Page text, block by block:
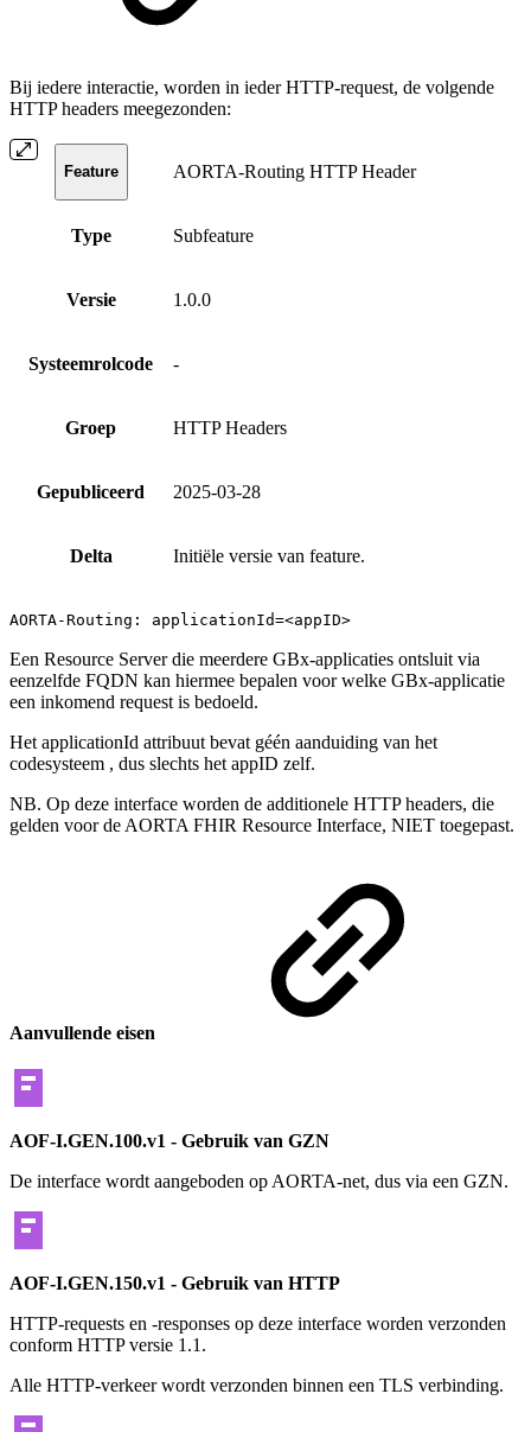
Bij iedere interactie, worden in ieder HTTP-request, de volgende
HTTP headers meegezonden:
Feature AORTA-Routing HTTP Header
Type Subfeature
Versie 1.0.0
Systeemrolcode -
Groep HTTP Headers
Gepubliceerd 2025-03-28
Delta Initiële versie van feature.
AORTA-Routing: applicationId=<appID>
Een Resource Server die meerdere GBx-applicaties ontsluit via
eenzelfde FQDN kan hiermee bepalen voor welke GBx-applicatie
een inkomend request is bedoeld.
Het applicationId attribuut bevat géén aanduiding van het
codesysteem , dus slechts het appID zelf.
NB. Op deze interface worden de additionele HTTP headers, die
gelden voor de AORTA FHIR Resource Interface, NIET toegepast.
Aanvullende eisen
AOF-I.GEN.100.v1 - Gebruik van GZN
De interface wordt aangeboden op AORTA-net, dus via een GZN.
AOF-I.GEN.150.v1 - Gebruik van HTTP
HTTP-requests en -responses op deze interface worden verzonden
conform HTTP versie 1.1.
Alle HTTP-verkeer wordt verzonden binnen een TLS verbinding.